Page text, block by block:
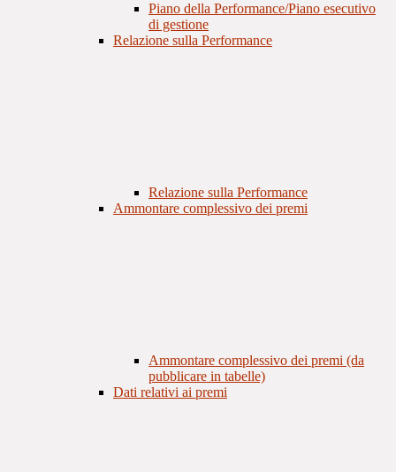
Piano della Performance/Piano esecutivo
di gestione
Relazione sulla Performance
Relazione sulla Performance
Ammontare complessivo dei premi
Ammontare complessivo dei premi (da
pubblicare in tabelle)
Dati relativi ai premi